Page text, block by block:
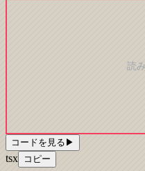
読
コードを見る ▶
tsx コピー